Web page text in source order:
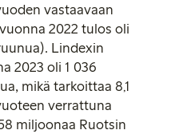
vastaavaan
2022 tulos oli
Lindexin
2023 oli 1 036
mikä tarkoittaa 8,1
verrattuna
miljoonaa Ruotsin